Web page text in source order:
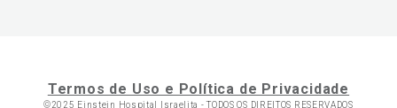
Termos de Uso e Política de Privacidade
©2025 Einstein Hospital Israelita -TODOS OS DIREITOS RESERVADOS